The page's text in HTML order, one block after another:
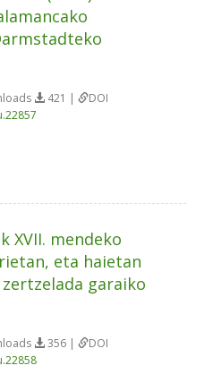
421 |
DOI
XVII. mendeko
eta haietan
garaiko
356 |
DOI